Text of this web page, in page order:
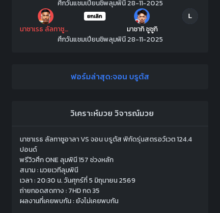
ศึกวันแชมเปียนชิพลุมพินี 28-11-2025
ยกเลิก
L
นาซาเรธ ลัลทาซูอาลา
มาซากิ ซูซูกิ
ศึกวันแชมเปียนชิพลุมพินี 28-11-2025
ฟอร์มล่าสุด:จอน บรูตัส
วิเคราะห์มวย วิจารณ์มวย
นาซาเรธ ลัลทาซูอาลา VS จอน บรูตัส พิกัดรุ่นสตรอว์เวต 124.4
ปอนด์
พรีวิวศึก ONE ลุมพินี 157 ช่วงหลัก
สนาม : มวยเวทีลุมพินี
เวลา : 20:30 น. วันศุกร์ที่ 5 มิถุนายน 2569
ถ่ายทอดสดทาง : 7HD กด 35
ผลงานที่เคยพบกัน : ยังไม่เคยพบกัน